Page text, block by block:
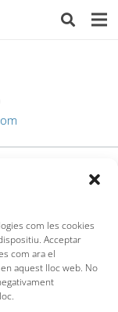
com les cookies
Acceptar
com ara el
aquest lloc web. No
de Mar
– Tossa de Mar